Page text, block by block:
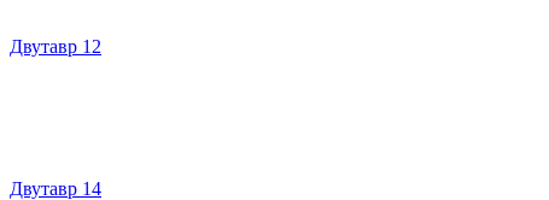
Двутавр 12
Двутавр 14